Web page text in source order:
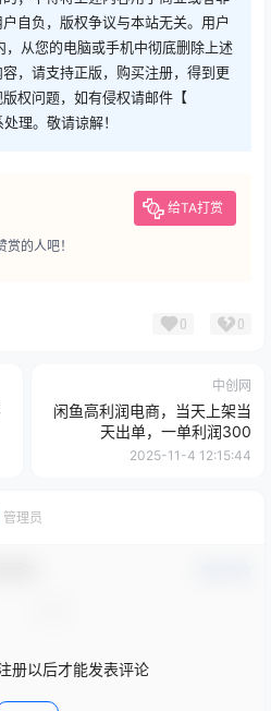
自负，版权争议与本站无关。用户
从您的电脑或手机中彻底删除上述
，请支持正版，购买注册，得到更
权问题，如有侵权请邮件【
理。敬请谅解！
给TA打赏
的人吧！
0 0
中创网
闲鱼高利润电商，当天上架当
天出单，一单利润300
2025-11-4 12:15:44
管理员
册以后才能发表评论